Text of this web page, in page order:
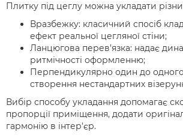
Плитку під цеглу можна укладати
Вразбежку: класичний спосіб
ефект реальної цегляної стіни;
Ланцюгова перев'язка: надає
ритмічності оформленню;
Перпендикулярно один до
створення нестандартних
Вибір способу укладання допомагає
пропорції приміщення, додати
гармонію в інтер'єр.